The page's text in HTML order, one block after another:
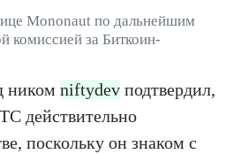
Mononaut по дальнейшим
комиссией за Биткоин-
ником niftydev подтвердил,
действительно
поскольку он знаком с